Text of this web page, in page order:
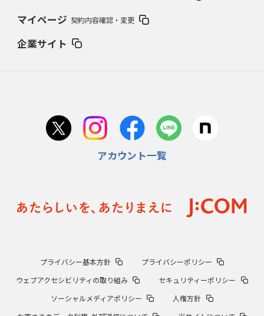
マイページ 契約内容確認・変更
企業サイト
アカウント一覧
プライバシー基本方針
プライバシーポリシー
ウェブアクセシビリティの取り組み
セキュリティーポリシー
ソーシャルメディアポリシー
人権方針